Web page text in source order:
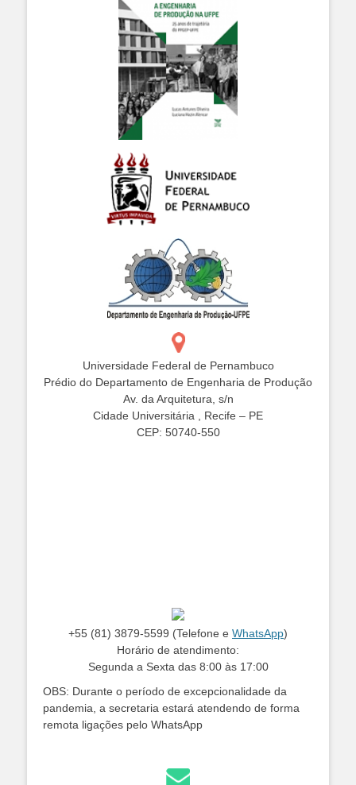
Universidade Federal de Pernambuco
Prédio do Departamento de Engenharia de Produção
Av. da Arquitetura, s/n
Cidade Universitária , Recife – PE
CEP: 50740-550
+55 (81) 3879-5599 (Telefone e WhatsApp)
Horário de atendimento:
Segunda a Sexta das 8:00 às 17:00
OBS: Durante o período de excepcionalidade da
pandemia, a secretaria estará atendendo de forma
remota ligações pelo WhatsApp